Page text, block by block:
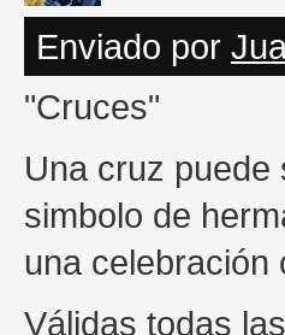
Enviado por
"Cruces"
Una cruz puede
simbolo de
una celebración
Válidas todas